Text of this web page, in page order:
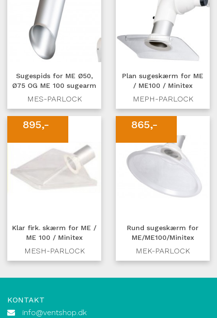
Sugespids for ME Ø50,
Ø75 OG ME 100 sugearm
MES-PARLOCK
Plan sugeskærm for ME
/ ME100 / Minitex
MEPH-PARLOCK
895,-
Klar firk. skærm for ME /
ME 100 / Minitex
MESH-PARLOCK
865,-
Rund sugeskærm for
ME/ME100/Minitex
MEK-PARLOCK
KONTAKT
info@ventshop.dk